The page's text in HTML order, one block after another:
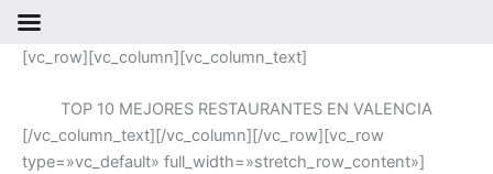
contenido
[vc_row][vc_column][vc_column_text]
TOP 10 MEJORES RESTAURANTES EN VALENCIA
[/vc_column_text][/vc_column][/vc_row][vc_row
type=»vc_default» full_width=»stretch_row_content»]